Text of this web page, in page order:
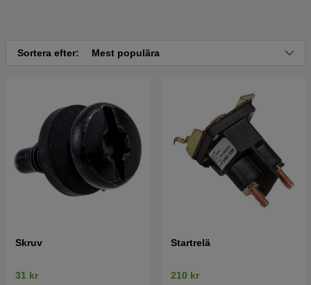
Tryck här för sprängskiss och reservdelslista till
Jonsered FR2216 FA 2010-03 (966414801)
Jonsered FR2216 FA 2012 (966773601)
Sortera efter: Mest populära
Skruv
31 kr
Startrelä
210 kr